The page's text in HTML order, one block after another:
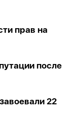
прав на
после
22